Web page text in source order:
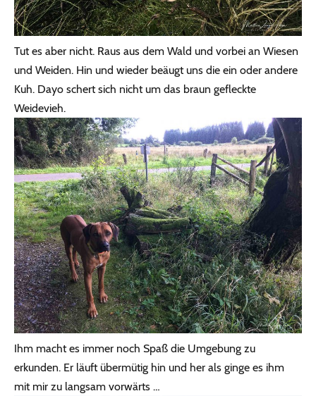
Tut es aber nicht. Raus aus dem Wald und vorbei an Wiesen
und Weiden. Hin und wieder beäugt uns die ein oder andere
Kuh. Dayo schert sich nicht um das braun gefleckte
Weidevieh.
Ihm macht es immer noch Spaß die Umgebung zu
erkunden. Er läuft übermütig hin und her als ginge es ihm
mit mir zu langsam vorwärts …